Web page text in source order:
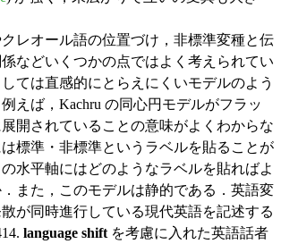
レオール語の位置づけ，非標準変種と伝
などいくつかの点ではよく考えられてい
ては直感的にとらえにくいモデルのよう
えば，Kachru の同心円モデルがフラッ
展開されていることの意味がよくわからな
標準・非標準というラベルを貼ることが
水平軸にはどのようなラベルを貼ればよ
また，このモデルは静的である．英語変
が同時進行している現代英語を記述する
language shift を考慮に入れた英語話者